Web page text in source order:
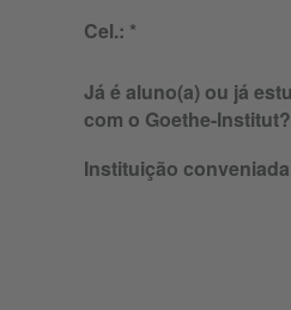
Cel.:
Já é aluno(a) ou já
com o Goethe-Institut?
Instituição conveniada